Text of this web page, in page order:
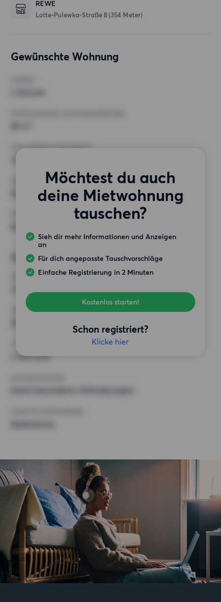
REWE
Lotte-Pulewka-Straße 8 (354 Meter)
Gewünschte Wohnung
Möchtest du auch
deine Mietwohnung
tauschen?
Sieh dir mehr Informationen und Anzeigen
an
Für dich angepasste Tauschvorschläge
Einfache Registrierung in 2 Minuten
Kostenlos starten!
Schon registriert?
Klicke hier
HÖCHSTMIETE (KALTMIETE)
ANFORDERUNGEN
Keine besonderen Anforderungen
SONSTIGE PRÄFERENZEN
Alternative Wünsche
ZIMMER
MINDESTANZAHL AN QUADRATMETERN
2 000 EUR